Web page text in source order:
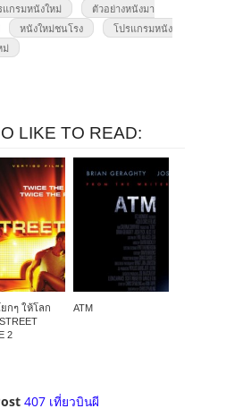
แกรมหนังใหม่
ตัวอย่างหนังมา
หนังใหม่ชนโรง
โปรแกรมหนัง
ม่
LIKE TO READ:
ยกๆ ให้โลก
2
ATM
407 เที่ยวบินผี